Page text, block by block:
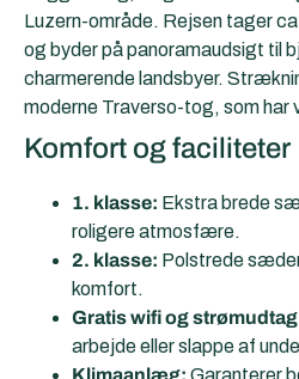
Luzern-område. Rejsen tager
og byder på panoramaudsigt til
charmerende landsbyer.
moderne Traverso-tog, som har
Komfort og faciliteter
1. klasse: Ekstra brede
roligere atmosfære.
2. klasse: Polstrede
komfort.
Gratis wifi og
arbejde eller slappe af
Klimaanlæg: Garanterer